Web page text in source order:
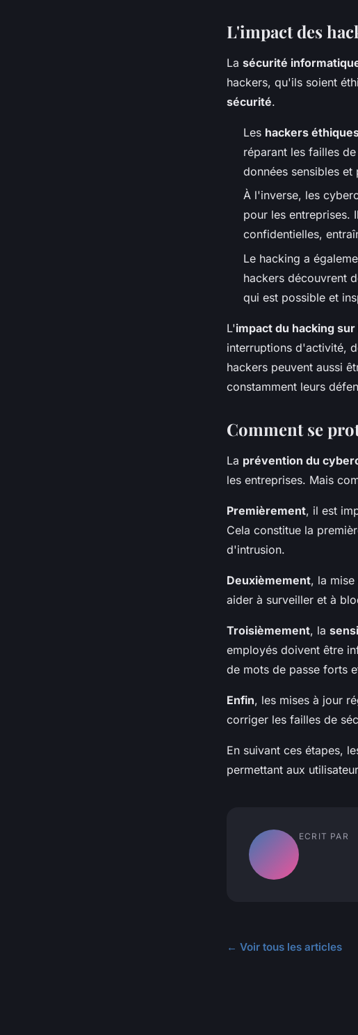
L'impact des
La sécurité
hackers, qu'ils soient
sécurité.
Les hackers
réparant les failles
données sensibles
À l'inverse, les
pour les entreprises.
confidentielles,
Le hacking a
hackers découvrent
qui est possible et
L'impact du hacking
interruptions d'activité,
hackers peuvent aussi
constamment leurs
Comment se
La prévention du
les entreprises. Mais
Premièrement, il est
Cela constitue la
d'intrusion.
Deuxièmement, la
aider à surveiller et à
Troisièmement, la
employés doivent être
de mots de passe forts
Enfin, les mises à jour
corriger les failles de
En suivant ces étapes,
permettant aux
ECRIT PAR
← Voir tous les articles